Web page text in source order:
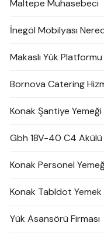
Maltepe Muhasebeci
İnegöl Mobilyası
Makaslı Yük Platformu
Bornova Catering
Konak Şantiye Yemeği
Gbh 18V-40 C4 Akülü
Konak Personel
Konak Tabldot Yemek
Yük Asansörü Firması